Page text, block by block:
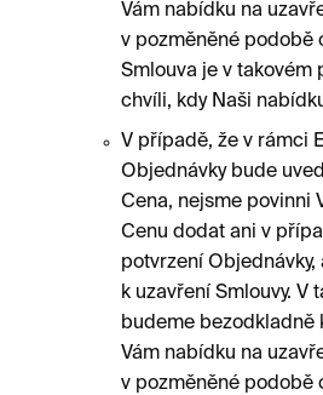
Vám nabídku na
v pozměněné podobě
Smlouva je v takovém
chvíli, kdy Naši
V případě, že v rámci
Objednávky bude
Cena, nejsme povinni
Cenu dodat ani v
potvrzení Objednávky,
k uzavření Smlouvy. V
budeme bezodkladně
Vám nabídku na
v pozměněné podobě